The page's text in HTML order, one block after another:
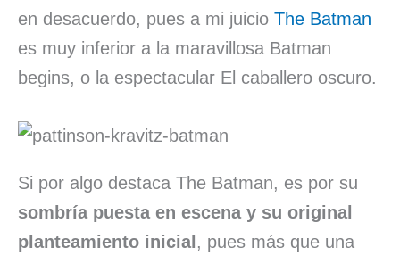
en desacuerdo, pues a mi juicio The Batman
es muy inferior a la maravillosa Batman
begins, o la espectacular El caballero oscuro.
Si por algo destaca The Batman, es por su
sombría puesta en escena y su original
planteamiento inicial , pues más que una